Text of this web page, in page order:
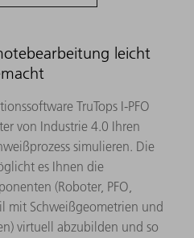
leicht
TruTops I-PFO
von Industrie 4.0 Ihren
simulieren. Die
es Ihnen die
(Roboter, PFO,
mit Schweißgeometrien und
virtuell abzubilden und so